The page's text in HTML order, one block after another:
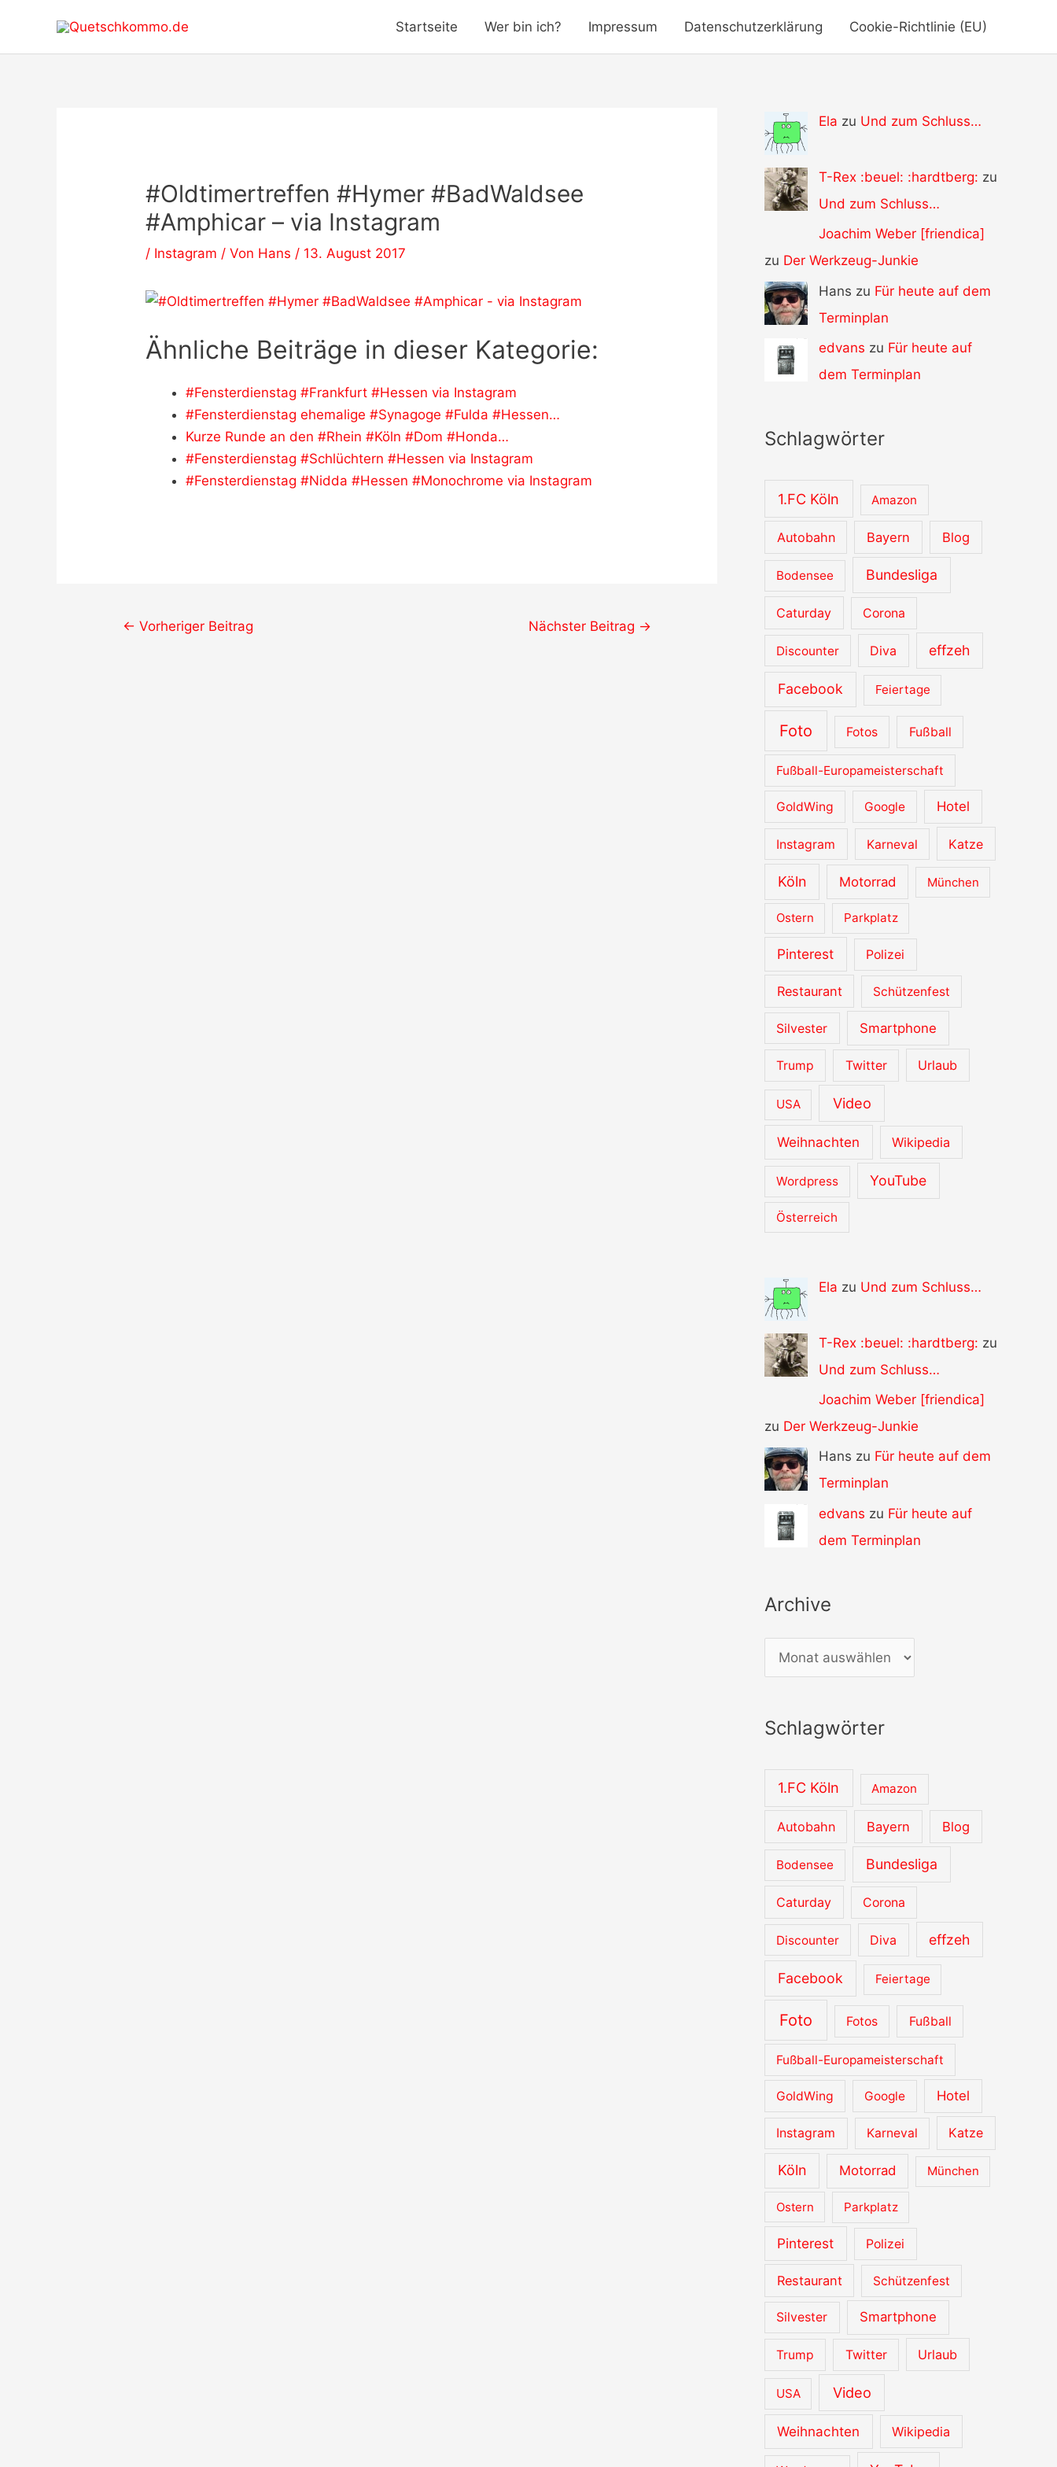
springen
Startseite Wer bin ich? Impressum Datenschutzerklärung Cookie-Richtlinie (EU)
#Oldtimertreffen #Hymer #BadWaldsee
#Amphicar – via Instagram
/ Instagram / Von Hans / 13. August 2017
Ähnliche Beiträge in dieser Kategorie:
#Fensterdienstag #Frankfurt #Hessen via Instagram
#Fensterdienstag ehemalige #Synagoge #Fulda #Hessen…
Kurze Runde an den #Rhein #Köln #Dom #Honda…
#Fensterdienstag #Schlüchtern #Hessen via Instagram
#Fensterdienstag #Nidda #Hessen #Monochrome via Instagram
Post← Vorheriger Beitrag Nächster Beitrag →
Ela zu Und zum Schluss…
T-Rex :beuel: :hardtberg: zu
Und zum Schluss…
Joachim Weber [friendica]
zu Der Werkzeug-Junkie
Hans zu Für heute auf dem
Terminplan
edvans zu Für heute auf
dem Terminplan
Schlagwörter
1.FC Köln Amazon
Autobahn Bayern Blog
Bodensee Bundesliga
Caturday Corona
Discounter Diva effzeh
Facebook Feiertage
Foto Fotos Fußball
Fußball-Europameisterschaft
GoldWing Google Hotel
Instagram Karneval Katze
Köln Motorrad München
Ostern Parkplatz
Pinterest Polizei
Restaurant Schützenfest
Silvester Smartphone
Trump Twitter Urlaub
USA Video
Weihnachten Wikipedia
Wordpress YouTube
Österreich
Ela zu Und zum Schluss…
T-Rex :beuel: :hardtberg: zu
Und zum Schluss…
Joachim Weber [friendica]
zu Der Werkzeug-Junkie
Hans zu Für heute auf dem
Terminplan
edvans zu Für heute auf
dem Terminplan
Archive
r
h
e
Schlagwörter
1.FC Köln Amazon
Autobahn Bayern Blog
Bodensee Bundesliga
Caturday Corona
Discounter Diva effzeh
Facebook Feiertage
Foto Fotos Fußball
Fußball-Europameisterschaft
GoldWing Google Hotel
Instagram Karneval Katze
Köln Motorrad München
Ostern Parkplatz
Pinterest Polizei
Restaurant Schützenfest
Silvester Smartphone
Trump Twitter Urlaub
USA Video
Weihnachten Wikipedia